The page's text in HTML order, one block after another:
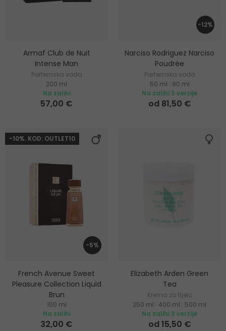
Armaf Club de Nuit
Intense Man
Parfemska voda
200 ml
Na zalihi
57,00 €
-12%
Narciso Rodriguez Narciso
Poudrée
Parfemska voda
50 ml
90 ml
Na zalihi 3 verzije
od 81,50 €
-10%. KOD: OUTLET10
-5%
French Avenue Sweet
Pleasure Collection Liquid
Brun
Parfemska voda
100 ml
Na zalihi
32,00 €
Elizabeth Arden Green
Tea
Krema za tijelo
250 ml 400 ml
500 ml
Na zalihi 3 verzije
od 15,50 €